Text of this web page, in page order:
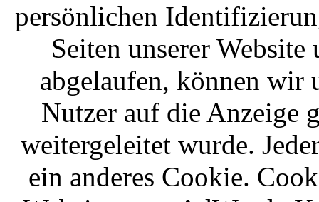
persönlichen
Seiten unserer
abgelaufen, können wir
Nutzer auf die Anzeige
weitergeleitet wurde.
ein anderes Cookie.